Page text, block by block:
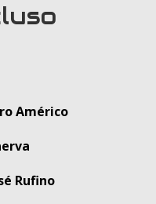
Américo
Rufino